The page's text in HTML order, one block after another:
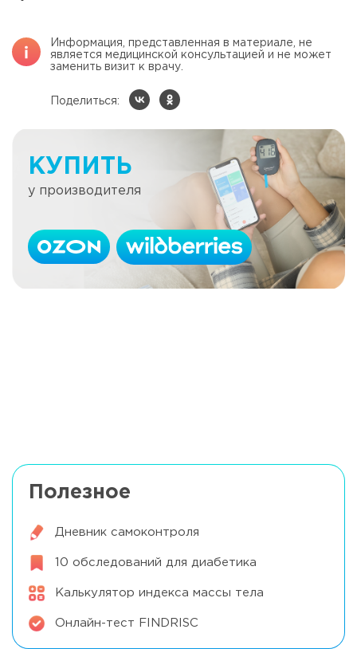
Информация, представленная в материале, не
является медицинской консультацией и не может
заменить визит к врачу.
Поделиться:
КУПИТЬ
у производителя
Полезное
Дневник самоконтроля
10 обследований для диабетика
Калькулятор индекса массы тела
Онлайн-тест FINDRISC